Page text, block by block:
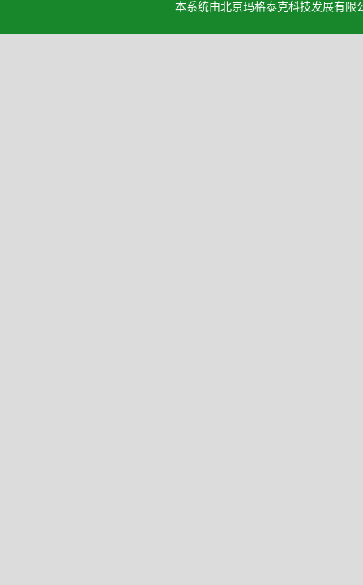
本系统由北京玛格泰克科技发展有